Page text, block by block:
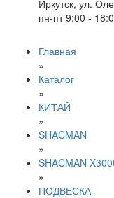
Иркутск, ул.
пн-пт 9:00 -
Главная
»
Каталог
»
КИТАЙ
»
SHACMAN
»
SHACMAN
»
ПОДВЕСКА